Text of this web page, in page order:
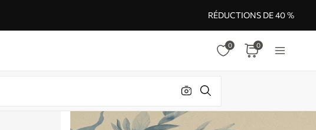
RÉDUCTIONS DE 40 %
0 0